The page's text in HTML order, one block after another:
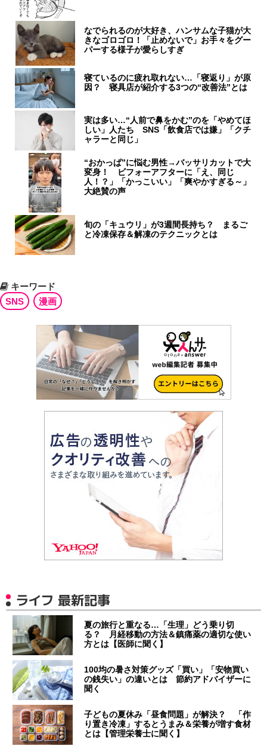
なでられるのが大好き、ハンサムな子猫が大
きなゴロゴロ！「止めないで」お手々をグー
パーする様子が愛らしすぎ
寝ているのに疲れ取れない…「寝返り」が原
因？ 寝具店が紹介する3つの“改善法”とは
実は多い…“人前で鼻をかむ”のを「やめてほ
しい」人たち SNS「飲食店では嫌」「クチ
ャラーと同じ」
“おかっぱ”に悩む男性→バッサリカットで大
変身！ ビフォーアフターに「え、同じ
人！？」「かっこいい」「爽やかすぎる～」
大絶賛の声
旬の「キュウリ」が3週間長持ち？ まるご
と冷凍保存＆解凍のテクニックとは
キーワード
SNS
漫画
ライフ 最新記事
夏の旅行と重なる…「生理」どう乗り切
る？ 月経移動の方法＆鎮痛薬の適切な使い
方とは【医師に聞く】
100均の暑さ対策グッズ「買い」「安物買い
の銭失い」の違いとは 節約アドバイザーに
聞く
子どもの夏休み「昼食問題」が解決？ 「作
り置き冷凍」するとうまみ＆栄養が増す食材
とは【管理栄養士に聞く】